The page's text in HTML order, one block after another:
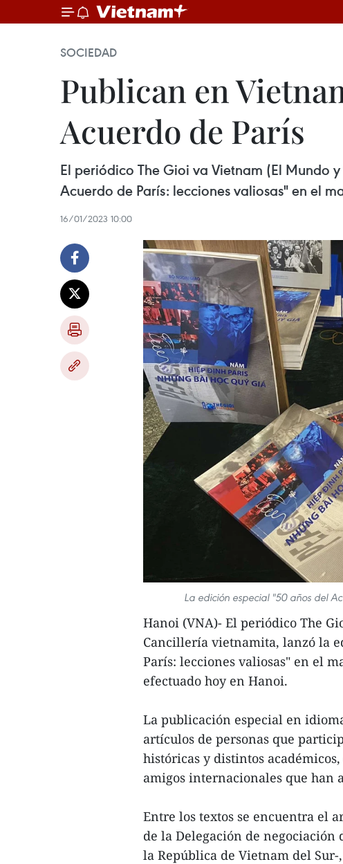
SOCIEDAD
Publican en
Acuerdo de París
El periódico The Gioi va Vietnam (El Mundo
Acuerdo de París: lecciones valiosas" en el
16/01/2023 10:00
La edición especial "50 años del
Hanoi (VNA)- El periódico The
Cancillería vietnamita, lanzó la
París: lecciones valiosas" en el
efectuado hoy en Hanoi.
La publicación especial en
artículos de personas que
históricas y distintos
amigos internacionales que han
Entre los textos se encuentra el
de la Delegación de
la República de Vietnam del